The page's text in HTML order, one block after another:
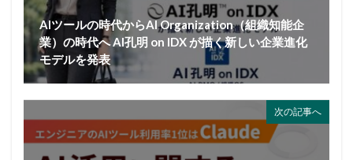
AIツールの時代からAI Organization（組織知能企
業）の時代へ AI孔明 on IDX が描く新しい企業進化
モデルを発表
次の記事へ